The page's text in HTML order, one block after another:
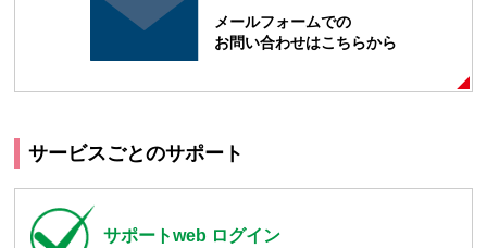
メールフォームでの
お問い合わせはこちらから
サービスごとのサポート
サポートweb ログイン